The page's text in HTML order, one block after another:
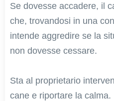
Se dovesse accadere, il
che, trovandosi in una
intende aggredire se la
non dovesse cessare.
Sta al proprietario
cane e riportare la calma.